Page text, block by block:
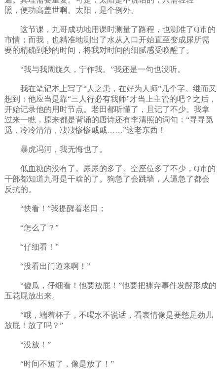
照，便功高盖世啊。太阳，是个例外。
这节课，九哥成功地用课时测量了路程，也测准了Q市的
市情；而我，也精准地测出了水从入口开始直至变成尿所需
要的精确到秒的时间，将我对时间的细腻感受唤醒了。
“我与我周旋久，宁作我。”我还是一句也没听。
我在笔记本上写了“人之患，在好为人师”几个字。继而又
想到：他应当是靠“三人行必有我师”才当上主管的吧？之后，
开始记录他的用时节点。老田都听懂了，且记了不少。我拿
过来一瞧，原来都是背诵的唐诗还有李清照的词句：“寻寻觅
觅，冷冷清清，凄凄惨惨戚戚……”这老东西！
暴虎冯河，我无悔也了。
低血糖的没有了。尿尿的多了。空座位多了不少，Q市的
干部都知道九哥是干啥的了。狗急了会跳墙，人逼急了都会
反抗的。
“快看！”我提醒着老田；
“怎么了？”
“仔细看！”
“没看出门道来啊！”
“傻瓜，仔细看！他要放屁！”他要把裸奔事件发酵形成的
五花屁放出来。
“哦，端着杯子，不喝水不说话，看表情像是要憋足劲儿
放屁！放了吗？”
“没放！”
“时间不短了，像是放了！”